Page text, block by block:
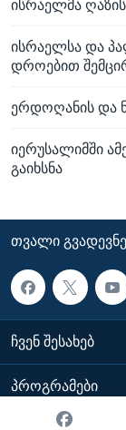
ისრაელმა
ისრაელსა და
დროებით
ერდოღანის და
იერუსალიმში
გაიხსნა
ᲗᲕᲐᲚᲘ
ᲩᲕᲔᲜ ᲨᲔᲡᲐᲮᲔᲑ
ᲞᲠᲝᲒᲠᲐᲛᲔᲑᲘ